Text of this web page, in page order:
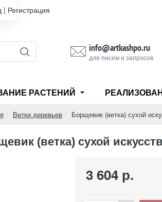
| Регистрация
info@artkashpo.ru
для писем и запросов
РАСТЕНИЙ
Ветки деревьев Борщевик (ветка) сухой
(ветка) сухой
3 604 р.